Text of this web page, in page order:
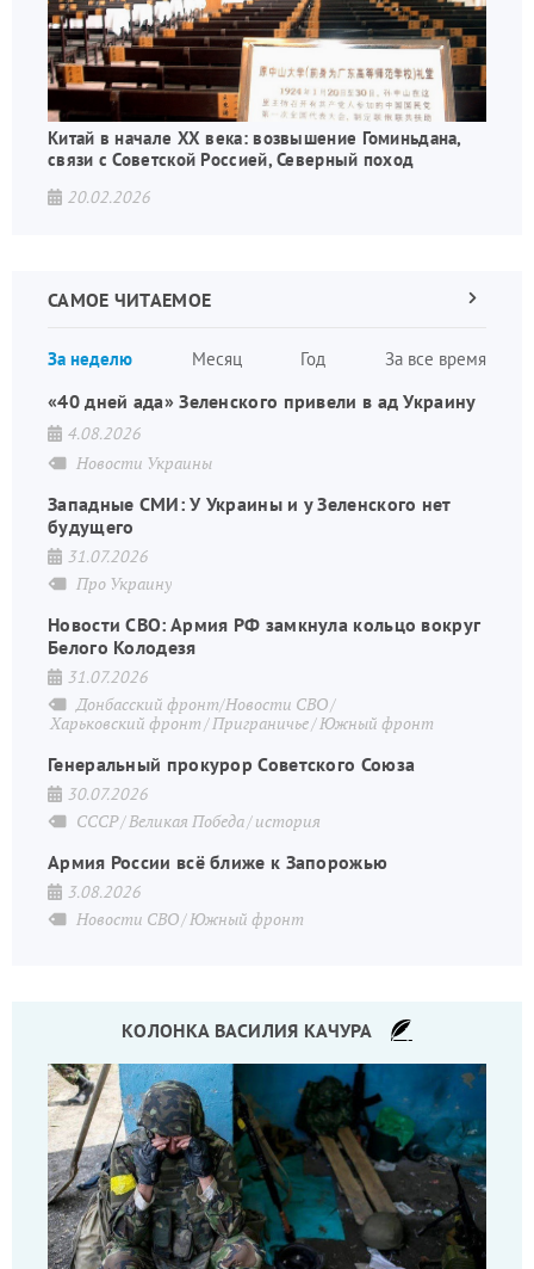
Китай в начале XX века: возвышение Гоминьдана,
связи с Советской Россией, Северный поход
20.02.2026
САМОЕ ЧИТАЕМОЕ
За неделю Месяц Год За все время
Следующая
«40 дней ада» Зеленского привели в ад Украину
4.08.2026
Новости Украины
Западные СМИ: У Украины и у Зеленского нет
будущего
31.07.2026
Про Украину
Новости СВО: Армия РФ замкнула кольцо вокруг
Белого Колодезя
31.07.2026
Донбасский фронт/Новости СВО
Харьковский фронт Приграничье Южный фронт
Генеральный прокурор Советского Союза
30.07.2026
СССР Великая Победа история
Армия России всё ближе к Запорожью
3.08.2026
Новости СВО Южный фронт
КОЛОНКА ВАСИЛИЯ КАЧУРА